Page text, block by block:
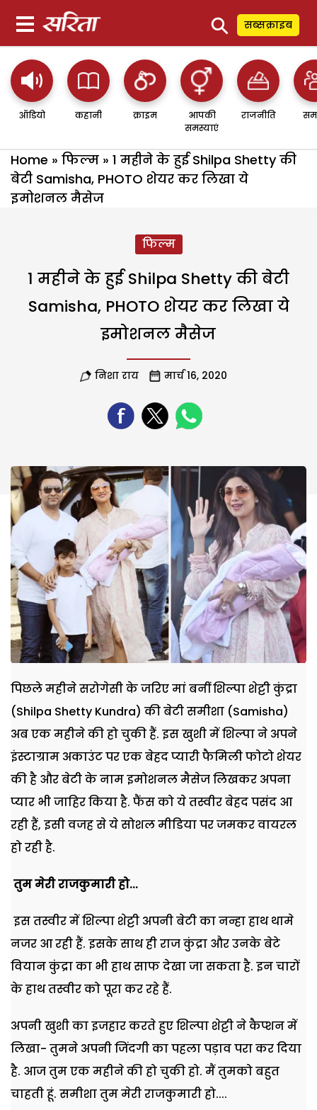
⚲ सब्सक्राइब
ऑडियो कहानी क्राइम
आपकी
समस्याएं
राजनीति
Home » फिल्म » 1 महीने के हुई Shilpa Shetty की
बेटी Samisha, PHOTO शेयर कर लिखा ये
इमोशनल मैसेज
फिल्म
1 महीने के हुई Shilpa Shetty की बेटी
Samisha, PHOTO शेयर कर लिखा ये
इमोशनल मैसेज
निशा राय मार्च 16, 2020
पिछले महीने सरोगेसी के जरिए मां बनीं शिल्पा शेट्टी कुंद्रा
(Shilpa Shetty Kundra) की बेटी समीशा (Samisha)
अब एक महीने की हो चुकी हैं. इस खुशी में शिल्पा ने अपने
इंस्टाग्राम अकाउंट पर एक बेहद प्यारी फैमिली फोटो शेयर
की है और बेटी के नाम इमोशनल मैसेज लिखकर अपना
प्यार भी जाहिर किया है. फैंस को ये तस्वीर बेहद पसंद आ
रही हैं, इसी वजह से ये सोशल मीडिया पर जमकर वायरल
हो रही है.
तुम मेरी राजकुमारी हो...
इस तस्वीर में शिल्पा शेट्टी अपनी बेटी का नन्हा हाथ थामे
नजर आ रही हैं. इसके साथ ही राज कुंद्रा और उनके बेटे
वियान कुंद्रा का भी हाथ साफ देखा जा सकता है. इन चारों
के हाथ तस्वीर को पूरा कर रहे हैं.
अपनी खुशी का इजहार करते हुए शिल्पा शेट्टी ने कैप्शन में
लिखा- तुमने अपनी जिंदगी का पहला पड़ाव परा कर दिया
है. आज तुम एक महीने की हो चुकी हो. मैं तुमको बहुत
चाहती हूं. समीशा तुम मेरी राजकुमारी हो....